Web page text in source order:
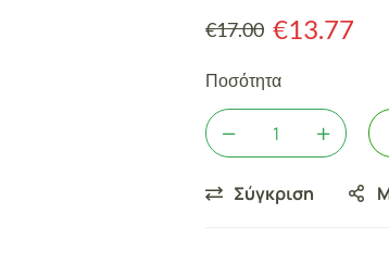
€17.00 €13.77
Ποσότητα
Σύγκριση